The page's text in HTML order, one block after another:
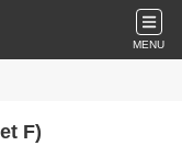
MENU
F)